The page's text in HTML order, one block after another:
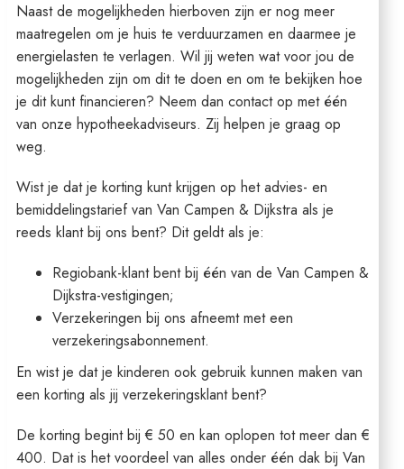
Naast de mogelijkheden hierboven zijn er nog meer
maatregelen om je huis te verduurzamen en daarmee je
energielasten te verlagen. Wil jij weten wat voor jou de
mogelijkheden zijn om dit te doen en om te bekijken hoe
je dit kunt financieren? Neem dan contact op met één
van onze hypotheekadviseurs. Zij helpen je graag op
weg.
Wist je dat je korting kunt krijgen op het advies- en
bemiddelingstarief van Van Campen & Dijkstra als je
reeds klant bij ons bent? Dit geldt als je:
Regiobank-klant bent bij één van de Van Campen &
Dijkstra-vestigingen;
Verzekeringen bij ons afneemt met een
verzekeringsabonnement.
En wist je dat je kinderen ook gebruik kunnen maken van
een korting als jij verzekeringsklant bent?
De korting begint bij € 50 en kan oplopen tot meer dan €
400. Dat is het voordeel van alles onder één dak bij Van